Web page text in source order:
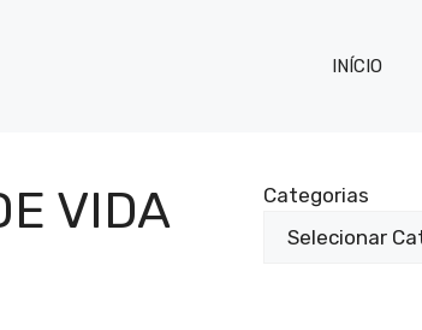
INÍCIO
VIDA
Categorias